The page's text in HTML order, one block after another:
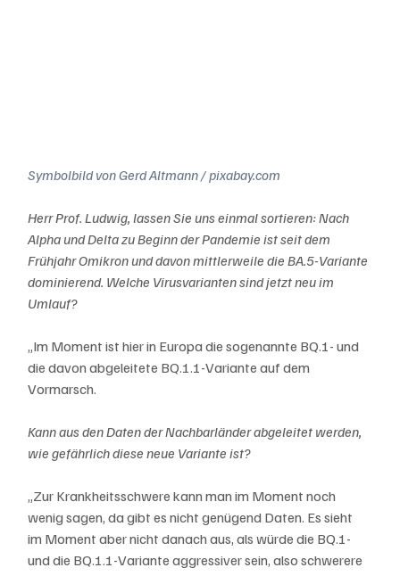
Symbolbild von Gerd Altmann / pixabay.com
Herr Prof. Ludwig, lassen Sie uns einmal sortieren: Nach
Alpha und Delta zu Beginn der Pandemie ist seit dem
Frühjahr Omikron und davon mittlerweile die BA.5-Variante
dominierend. Welche Virusvarianten sind jetzt neu im
Umlauf?
„Im Moment ist hier in Europa die sogenannte BQ.1- und
die davon abgeleitete BQ.1.1-Variante auf dem
Vormarsch.
Kann aus den Daten der Nachbarländer abgeleitet werden,
wie gefährlich diese neue Variante ist?
„Zur Krankheitsschwere kann man im Moment noch
wenig sagen, da gibt es nicht genügend Daten. Es sieht
im Moment aber nicht danach aus, als würde die BQ.1-
und die BQ.1.1-Variante aggressiver sein, also schwerere